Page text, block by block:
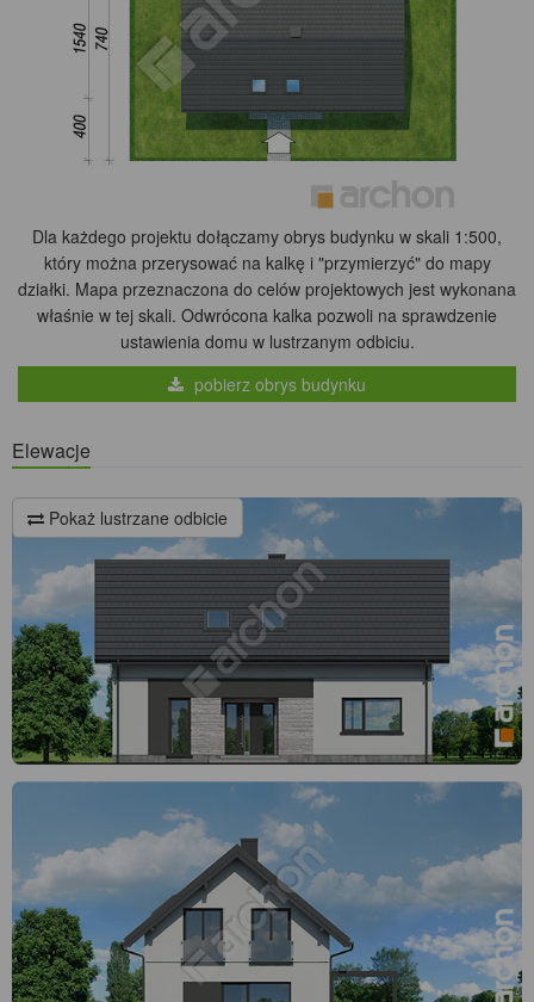
Dla każdego projektu dołączamy obrys budynku w skali 1:500,
który można przerysować na kalkę i "przymierzyć" do mapy
działki. Mapa przeznaczona do celów projektowych jest wykonana
właśnie w tej skali. Odwrócona kalka pozwoli na sprawdzenie
ustawienia domu w lustrzanym odbiciu.
pobierz obrys budynku
Elewacje
Pokaż lustrzane odbicie